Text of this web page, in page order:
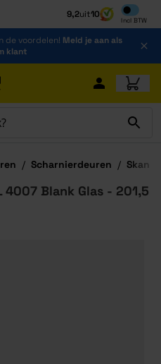
9,2uit10
Incl BTW
Exclusief
de voordelen! Meld je aan als
klant
/ Scharnierdeuren /
4007 Blank Glas - 201,5